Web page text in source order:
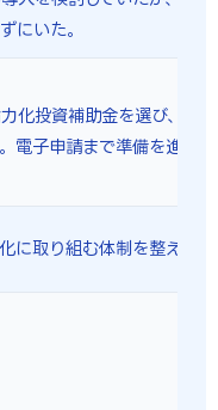
にいた。
化投資補助金を選び、対
電子申請まで準備を進めた
に取り組む体制を整えられ